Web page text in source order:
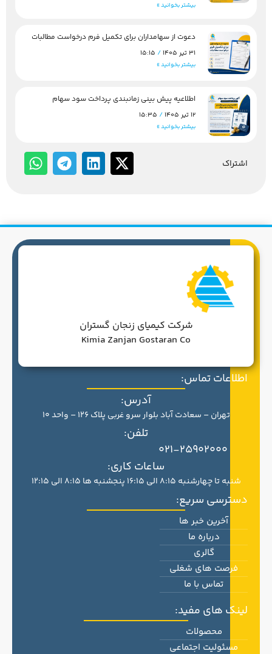
اشتراک
بیشتر بخوانید »
دعوت از سهامداران برای تکمیل فرم درخواست مطالبات
31 تیر 1405
بیشتر بخوانید »
اطلاعیه پیش بینی زمانبندی پرداخت سود سهام
12 تیر 1405
بیشتر بخوانید »
اطلاعات تماس:
آدرس:
تهران – سعادت آباد بلوار سرو غربی پلاک 126 – واحد 10
تلفن:
021-25902000
ساعات کاری:
شنبه تا چهارشنبه 8:15 الی 16:15 پنجشنبه ها 8:15 الی 12:15
دسترسی سریع:
آخرین خبر ها
درباره ما
گالری
فرصت های شغلی
تماس با ما
لینک های مفید:
محصولات
مسئولیت اجتماعی
شرکت کیمیای زنجان گستران
Kimia Zanjan Gostaran Co